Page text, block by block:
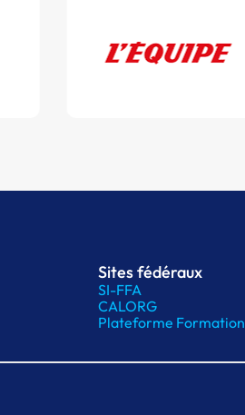
Sites fédéraux
SI-FFA
CALORG
Plateforme Formation